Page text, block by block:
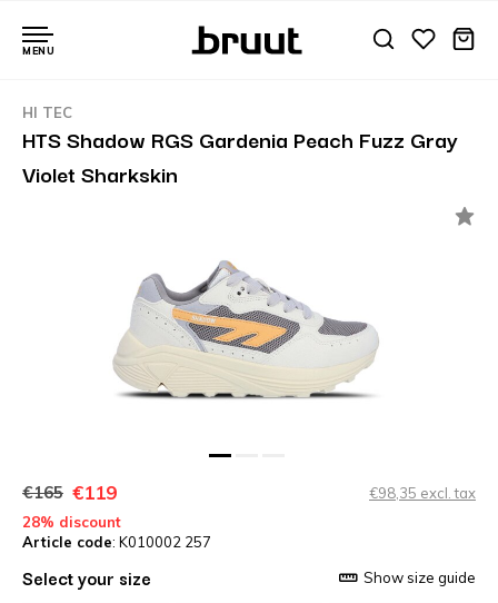
MENU
HI TEC
HTS Shadow RGS Gardenia Peach Fuzz Gray
Violet Sharkskin
€165 €119
€98,35 excl. tax
28% discount
Article code: K010002 257
Select your size Show size guide